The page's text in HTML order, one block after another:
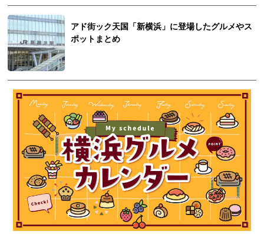
アド街ック天国「新横浜」に登場したグルメやス
ポットまとめ